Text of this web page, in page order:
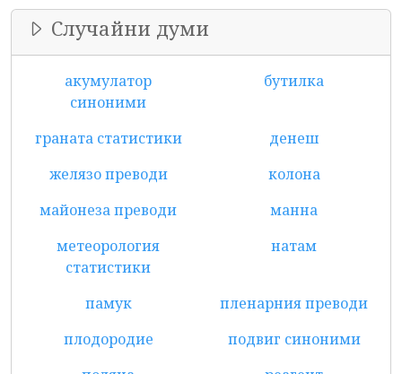
Случайни думи
акумулатор
синоними
бутилка
граната статистики
денеш
желязо преводи
колона
майонеза преводи
манна
метеорология
статистики
натам
памук
пленарния преводи
плодородие
подвиг синоними